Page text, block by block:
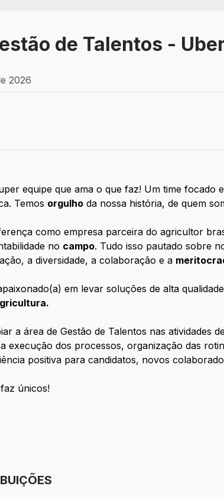
de Talentos -
2026
equipe que ama o que faz! Um time focado
Temos orgulho da nossa história, de quem
como empresa parceira do agricultor
no campo. Tudo isso pautado sobre
a diversidade, a colaboração e a
em levar soluções de alta
a área de Gestão de Talentos nas atividades
execução dos processos, organização das
positiva para candidatos, novos
únicos!